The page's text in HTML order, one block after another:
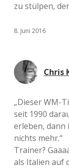
zu stülpen,
8. Juni 2016
Chris
„Dieser WM-
seit 1990
erleben, dann
nichts mehr.“
Trainer?
als Italien auf